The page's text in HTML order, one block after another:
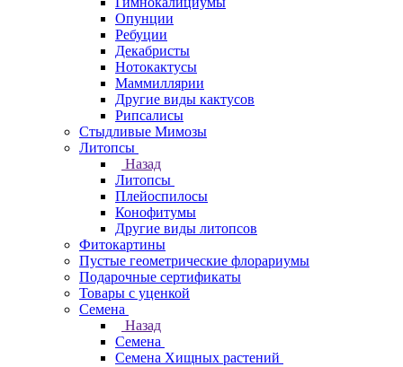
Опунции
Ребуции
Декабристы
Нотокактусы
Маммиллярии
Другие виды кактусов
Рипсалисы
Стыдливые Мимозы
Литопсы
Назад
Литопсы
Плейоспилосы
Конофитумы
Другие виды литопсов
Фитокартины
Пустые геометрические флорариумы
Подарочные сертификаты
Товары с уценкой
Семена
Назад
Семена
Семена Хищных растений